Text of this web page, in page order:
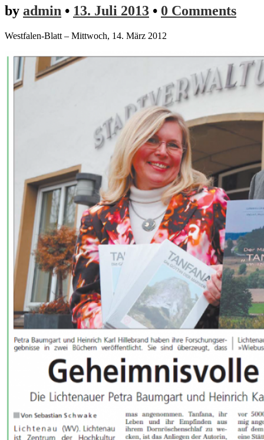
by admin • 13. Juli 2013 • 0 Comments
Westfalen-Blatt – Mittwoch, 14. März 2012